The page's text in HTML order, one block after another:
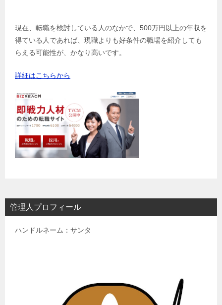
現在、転職を検討している人のなかで、500万円以上の年収を
得ている人であれば、現職よりも好条件の職場を紹介しても
らえる可能性が、かなり高いです。
詳細はこちらから
管理人プロフィール
ハンドルネーム：サンタ